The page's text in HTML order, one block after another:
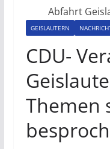
GEISLAUTERN
CDU-
Themen